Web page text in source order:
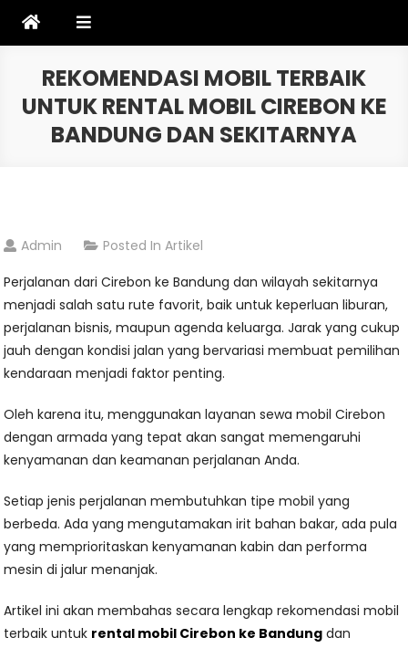
REKOMENDASI MOBIL TERBAIK
UNTUK RENTAL MOBIL CIREBON KE
BANDUNG DAN SEKITARNYA
Admin Posted InArtikel
Perjalanan dari Cirebon ke Bandung dan wilayah sekitarnya
menjadi salah satu rute favorit, baik untuk keperluan liburan,
perjalanan bisnis, maupun agenda keluarga. Jarak yang cukup
jauh dengan kondisi jalan yang bervariasi membuat pemilihan
kendaraan menjadi faktor penting.
Oleh karena itu, menggunakan layanan sewa mobil Cirebon
dengan armada yang tepat akan sangat memengaruhi
kenyamanan dan keamanan perjalanan Anda.
Setiap jenis perjalanan membutuhkan tipe mobil yang
berbeda. Ada yang mengutamakan irit bahan bakar, ada pula
yang memprioritaskan kenyamanan kabin dan performa
mesin di jalur menanjak.
Artikel ini akan membahas secara lengkap rekomendasi mobil
terbaik untuk rental mobil Cirebon ke Bandung dan